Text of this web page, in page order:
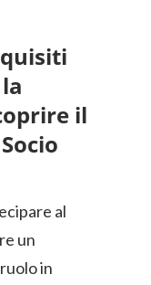
il
al
un
in